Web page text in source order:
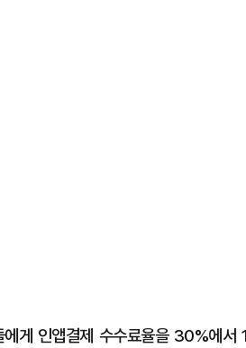
게 인앱결제 수수료율을 30%에서